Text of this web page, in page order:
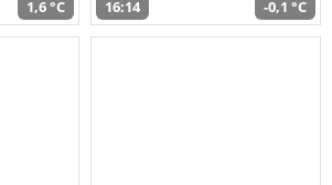
1,6 °C 16:14 -0,1 °C